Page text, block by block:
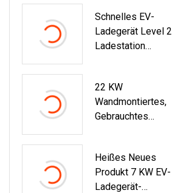
Schnelles EV-
Ladegerät Level 2
Ladestation
22 KW
Wandmontiertes,
Gebrauchtes
Ladegerät Mit CE-
Zertifizierung
Heißes Neues
Produkt 7 KW EV-
Ladegerät-